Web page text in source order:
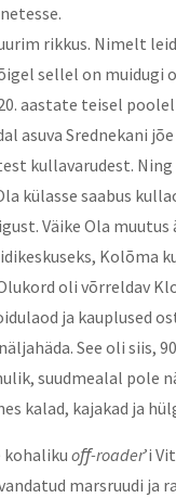
rikkus. Nimelt
sellel on muidugi
aastate teisel
asuva Srednekani jõe
kullavarudest.
külasse saabus
Väike Ola
Kolõma
oli võrreldav
ja kauplused
See oli siis,
suudmealal pole
kalad, kajakad ja
oﬀ-roader’i
marsruudi ja